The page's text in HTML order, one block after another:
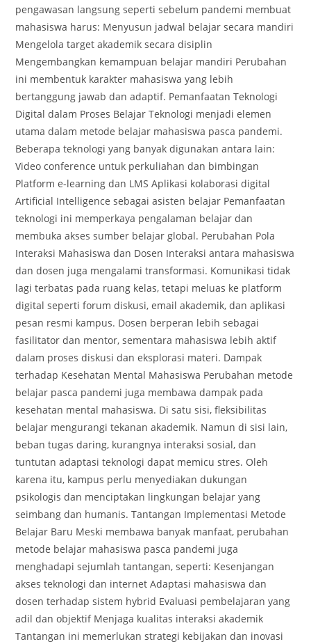
pengawasan langsung seperti sebelum pandemi membuat
mahasiswa harus: Menyusun jadwal belajar secara mandiri
Mengelola target akademik secara disiplin
Mengembangkan kemampuan belajar mandiri Perubahan
ini membentuk karakter mahasiswa yang lebih
bertanggung jawab dan adaptif. Pemanfaatan Teknologi
Digital dalam Proses Belajar Teknologi menjadi elemen
utama dalam metode belajar mahasiswa pasca pandemi.
Beberapa teknologi yang banyak digunakan antara lain:
Video conference untuk perkuliahan dan bimbingan
Platform e-learning dan LMS Aplikasi kolaborasi digital
Artificial Intelligence sebagai asisten belajar Pemanfaatan
teknologi ini memperkaya pengalaman belajar dan
membuka akses sumber belajar global. Perubahan Pola
Interaksi Mahasiswa dan Dosen Interaksi antara mahasiswa
dan dosen juga mengalami transformasi. Komunikasi tidak
lagi terbatas pada ruang kelas, tetapi meluas ke platform
digital seperti forum diskusi, email akademik, dan aplikasi
pesan resmi kampus. Dosen berperan lebih sebagai
fasilitator dan mentor, sementara mahasiswa lebih aktif
dalam proses diskusi dan eksplorasi materi. Dampak
terhadap Kesehatan Mental Mahasiswa Perubahan metode
belajar pasca pandemi juga membawa dampak pada
kesehatan mental mahasiswa. Di satu sisi, fleksibilitas
belajar mengurangi tekanan akademik. Namun di sisi lain,
beban tugas daring, kurangnya interaksi sosial, dan
tuntutan adaptasi teknologi dapat memicu stres. Oleh
karena itu, kampus perlu menyediakan dukungan
psikologis dan menciptakan lingkungan belajar yang
seimbang dan humanis. Tantangan Implementasi Metode
Belajar Baru Meski membawa banyak manfaat, perubahan
metode belajar mahasiswa pasca pandemi juga
menghadapi sejumlah tantangan, seperti: Kesenjangan
akses teknologi dan internet Adaptasi mahasiswa dan
dosen terhadap sistem hybrid Evaluasi pembelajaran yang
adil dan objektif Menjaga kualitas interaksi akademik
Tantangan ini memerlukan strategi kebijakan dan inovasi